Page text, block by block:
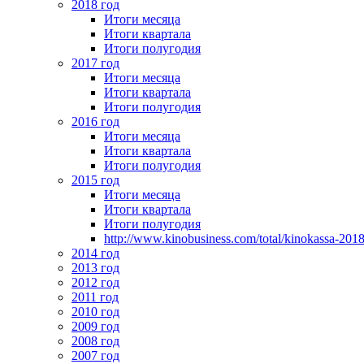
2018 год
Итоги месяца
Итоги квартала
Итоги полугодия
2017 год
Итоги месяца
Итоги квартала
Итоги полугодия
2016 год
Итоги месяца
Итоги квартала
Итоги полугодия
2015 год
Итоги месяца
Итоги квартала
Итоги полугодия
http://www.kinobusiness.com/total/kinokassa-
2014 год
2013 год
2012 год
2011 год
2010 год
2009 год
2008 год
2007 год